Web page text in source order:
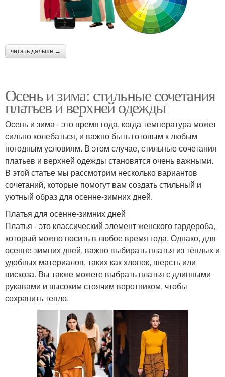
читать дальше →
Осень и зима: стильные сочетания
платьев и верхней одежды
Осень и зима - это время года, когда температура может
сильно колебаться, и важно быть готовым к любым
погодным условиям. В этом случае, стильные сочетания
платьев и верхней одежды становятся очень важными.
В этой статье мы рассмотрим несколько вариантов
сочетаний, которые помогут вам создать стильный и
уютный образ для осенне-зимних дней.
Платья для осенне-зимних дней
Платья - это классический элемент женского гардероба,
который можно носить в любое время года. Однако, для
осенне-зимних дней, важно выбирать платья из тёплых и
удобных материалов, таких как хлопок, шерсть или
вискоза. Вы также можете выбрать платья с длинными
рукавами и высоким стоячим воротником, чтобы
сохранить тепло.